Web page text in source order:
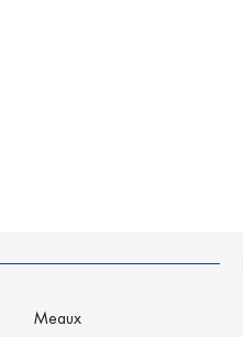
Meaux